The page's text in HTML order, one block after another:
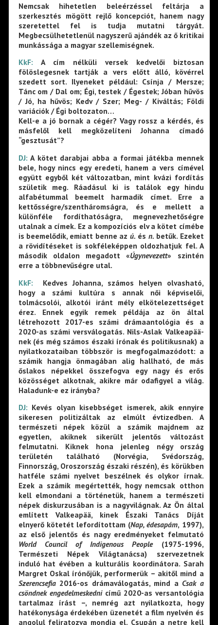
Nemcsak hihetetlen beleérzéssel feltárja a
szerkesztés mögött rejlő koncepciót, hanem nagy
szeretettel fel is tudja mutatni tárgyát.
Megbecsülhetetlenül nagyszerű ajándék az ő kritikai
munkássága a magyar szellemiségnek.
KkF: A cím nélküli versek kedvelői biztosan
fölöslegesnek tartják a vers előtt álló, kövérrel
szedett sort. Ilyeneket például: Csínja / Mersze;
Tánc om / Dal om; Égi, testek / Égestek; Jóban hűvös
/ Jó, ha hűvös; Kedv / Szer; Meg- / Kiváltás; Földi
variációk / Égi boltozaton…
Kell-e a jó bornak a cégér? Vagy rossz a kérdés, és
másfelől kell megközelíteni Johanna címadó
“gesztusát”?
DJ: A kötet darabjai abba a formai játékba mennek
bele, hogy nincs egy eredeti, hanem a vers címével
együtt egyből két változatban, mint kvázi fordítás
születik meg. Ráadásul ki is találok egy hindu
alfabétummal beemelt harmadik címet. Erre a
kettősségre/szentháromságra, és e mellett a
különféle fordíthatóságra, megnevezhetőségre
utalnak a címek. Ez a kompozíciós elv a kötet címébe
is beemelődik, emiatt benne az ú. és n. betűk. Ezeket
a rövidítéseket is sokféleképpen oldozhatjuk fel. A
második oldalon megadott «Úgynevezett» szintén
erre a többnevűségre utal.
KkF:
Kedves Johanna, számos helyen olvasható,
hogy a számi kultúra s annak női képviselői,
tolmácsolói, alkotói iránt mély elkötelezettséget
érez. Ennek egyik remek példája az ön által
létrehozott 2017-es számi drámaantológia és a
2020-as számi versválogatás. Nils-Aslak Valkeapää-
nek (és még számos északi írónak és politikusnak) a
nyilatkozataiban többször is megfogalmazódott: a
számik hangja önmagában alig hallható, de más
őslakos népekkel összefogva egy nagy és erős
közösséget alkotnak, akikre már odafigyel a világ.
Haladunk-e ez irányba?
DJ: Kevés olyan kisebbséget ismerek, akik ennyire
sikeresen politizáltak az elmúlt évtizedben. A
természeti népek közül a számik majdnem az
egyetlen, akiknek sikerült jelentős változást
felmutatni. Kiknek hona jelenleg négy ország
területén található (Norvégia, Svédország,
Finnország, Oroszország északi részén), és körükben
hatféle számi nyelvet beszélnek és olykor írnak.
Ezek a számik megértették, hogy nemcsak otthon
kell elmondani a történetük, hanem a természeti
népek diskurzusában is a nagyvilágnak. Az Ön által
említett Valkeapää, kinek Északi Tanács Díját
elnyerő kötetét lefordítottam (Nap, édesapám, 1997),
az első jelentős és nagy eredményeket felmutató
World Council of Indigenous People(1975-1996,
Természeti Népek Világtanácsa) szervezetnek
induló hat évében a kulturális koordinátora. Sarah
Margret Oskal írónőjük, performerük – akitől mind a
Szerencsefia2016-os drámaválogatás, mind a Csak a
csöndnek engedelmeskednicímű 2020-as versantológia
tartalmaz írást –, nemrég azt nyilatkozta, hogy
hatékonysága érdekében üzenetét a film nyelvén és
angolul feliratozva mondja el. Csupán a netre kell